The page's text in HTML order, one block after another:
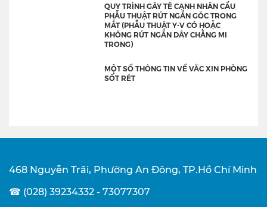
QUY TRÌNH GÂY TÊ CẠNH NHÃN CẦU
PHẪU THUẬT RÚT NGẮN GÓC TRONG
MẮT (PHẪU THUẬT Y-V CÓ HOẶC
KHÔNG RÚT NGẮN DÂY CHẰNG MI
TRONG)
MỘT SỐ THÔNG TIN VỀ VẮC XIN PHÒNG
SỐT RÉT
468 Nguyễn Trãi, Phường An Đông, TP.Hồ Chí Minh
☎ (028) 39234332 - 73077307